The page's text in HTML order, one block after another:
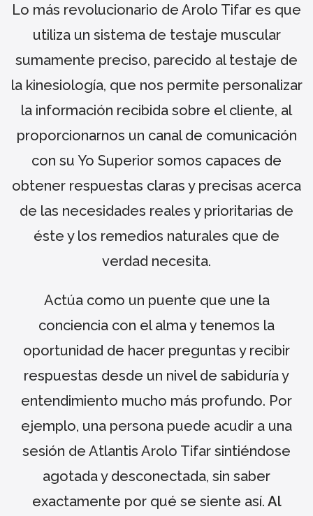
Lo más revolucionario de Arolo Tifar es que
utiliza un sistema de testaje muscular
sumamente preciso, parecido al testaje de
la kinesiología, que nos permite personalizar
la información recibida sobre el cliente, al
proporcionarnos un canal de comunicación
con su Yo Superior somos capaces de
obtener respuestas claras y precisas acerca
de las necesidades reales y prioritarias de
éste y los remedios naturales que de
verdad necesita.
Actúa como un puente que une la
conciencia con el alma y tenemos la
oportunidad de hacer preguntas y recibir
respuestas desde un nivel de sabiduría y
entendimiento mucho más profundo. Por
ejemplo, una persona puede acudir a una
sesión de Atlantis Arolo Tifar sintiéndose
agotada y desconectada, sin saber
exactamente por qué se siente así. Al